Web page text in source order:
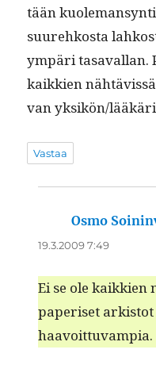
tään
suurehkos­ta
ympäri tasaval­lan.
kaikkien
van yksikön/
Vastaa
Osmo
19.3.2009 7:49
Ei se ole kaikkien
paperiset
haavoittuvampia.